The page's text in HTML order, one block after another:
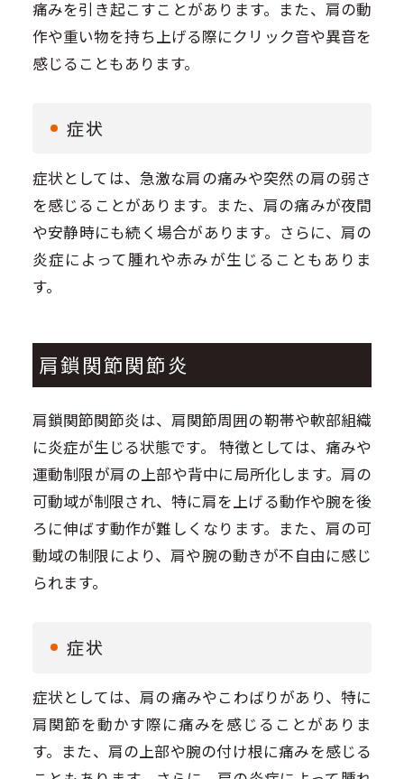
痛みを引き起こすことがあります。また、肩の動
作や重い物を持ち上げる際にクリック音や異音を
感じることもあります。
症状
症状としては、急激な肩の痛みや突然の肩の弱さ
を感じることがあります。また、肩の痛みが夜間
や安静時にも続く場合があります。さらに、肩の
炎症によって腫れや赤みが生じることもありま
す。
肩鎖関節関節炎
肩鎖関節関節炎は、肩関節周囲の靭帯や軟部組織
に炎症が生じる状態です。 特徴としては、痛みや
運動制限が肩の上部や背中に局所化します。肩の
可動域が制限され、特に肩を上げる動作や腕を後
ろに伸ばす動作が難しくなります。また、肩の可
動域の制限により、肩や腕の動きが不自由に感じ
られます。
症状
症状としては、肩の痛みやこわばりがあり、特に
肩関節を動かす際に痛みを感じることがありま
す。また、肩の上部や腕の付け根に痛みを感じる